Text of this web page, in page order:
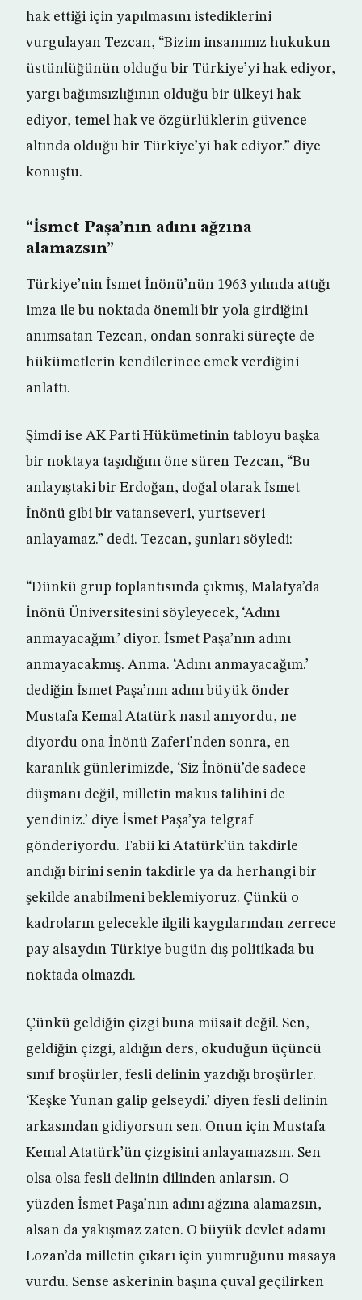
hak ettiği için yapılmasını istediklerini
vurgulayan Tezcan, “Bizim insanımız hukukun
üstünlüğünün olduğu bir Türkiye’yi hak ediyor,
yargı bağımsızlığının olduğu bir ülkeyi hak
ediyor, temel hak ve özgürlüklerin güvence
altında olduğu bir Türkiye’yi hak ediyor.” diye
konuştu.
“İsmet Paşa’nın adını ağzına
alamazsın”
Türkiye’nin İsmet İnönü’nün 1963 yılında attığı
imza ile bu noktada önemli bir yola girdiğini
anımsatan Tezcan, ondan sonraki süreçte de
hükümetlerin kendilerince emek verdiğini
anlattı.
Şimdi ise AK Parti Hükümetinin tabloyu başka
bir noktaya taşıdığını öne süren Tezcan, “Bu
anlayıştaki bir Erdoğan, doğal olarak İsmet
İnönü gibi bir vatanseveri, yurtseveri
anlayamaz.” dedi. Tezcan, şunları söyledi:
“Dünkü grup toplantısında çıkmış, Malatya’da
İnönü Üniversitesini söyleyecek, ‘Adını
anmayacağım.’ diyor. İsmet Paşa’nın adını
anmayacakmış. Anma. ‘Adını anmayacağım.’
dediğin İsmet Paşa’nın adını büyük önder
Mustafa Kemal Atatürk nasıl anıyordu, ne
diyordu ona İnönü Zaferi’nden sonra, en
karanlık günlerimizde, ‘Siz İnönü’de sadece
düşmanı değil, milletin makus talihini de
yendiniz.’ diye İsmet Paşa’ya telgraf
gönderiyordu. Tabii ki Atatürk’ün takdirle
andığı birini senin takdirle ya da herhangi bir
şekilde anabilmeni beklemiyoruz. Çünkü o
kadroların gelecekle ilgili kaygılarından zerrece
pay alsaydın Türkiye bugün dış politikada bu
noktada olmazdı.
Çünkü geldiğin çizgi buna müsait değil. Sen,
geldiğin çizgi, aldığın ders, okuduğun üçüncü
sınıf broşürler, fesli delinin yazdığı broşürler.
‘Keşke Yunan galip gelseydi.’ diyen fesli delinin
arkasından gidiyorsun sen. Onun için Mustafa
Kemal Atatürk’ün çizgisini anlayamazsın. Sen
olsa olsa fesli delinin dilinden anlarsın. O
yüzden İsmet Paşa’nın adını ağzına alamazsın,
alsan da yakışmaz zaten. O büyük devlet adamı
Lozan’da milletin çıkarı için yumruğunu masaya
vurdu. Sense askerinin başına çuval geçilirken